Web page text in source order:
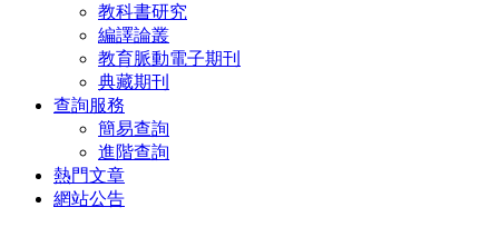
教科書研究
編譯論叢
教育脈動電子期刊
典藏期刊
查詢服務
簡易查詢
進階查詢
熱門文章
網站公告